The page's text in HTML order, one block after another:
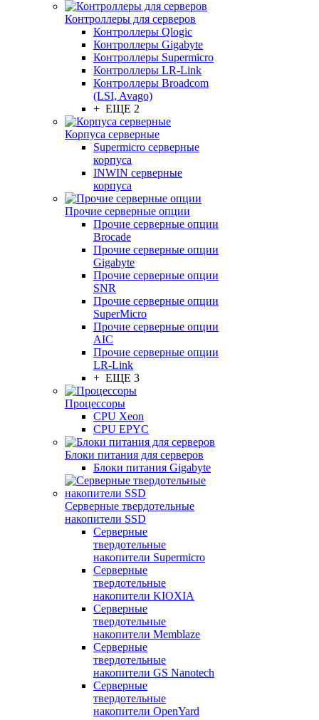
Контроллеры для серверов
Контроллеры Qlogic
Контроллеры Gigabyte
Контроллеры Supermicro
Контроллеры LR-Link
Контроллеры Broadcom
(LSI, Avago)
+ ЕЩЕ 2
Корпуса серверные
Supermicro серверные
корпуса
INWIN серверные
корпуса
Прочие серверные опции
Прочие серверные опции
Brocade
Прочие серверные опции
Gigabyte
Прочие серверные опции
SNR
Прочие серверные опции
SuperMicro
Прочие серверные опции
AIC
Прочие серверные опции
LR-Link
+ ЕЩЕ 3
Процессоры
CPU Xeon
CPU EPYC
Блоки питания для серверов
Блоки питания Gigabyte
Серверные твердотельные
накопители SSD
Cерверные
твердотельные
накопители Supermicro
Cерверные
твердотельные
накопители KIOXIA
Cерверные
твердотельные
накопители Memblaze
Cерверные
твердотельные
накопители GS Nanotech
Серверные
твердотельные
накопители OpenYard